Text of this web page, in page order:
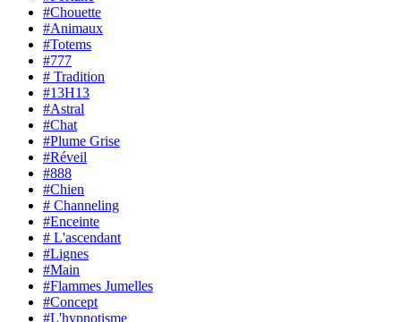
#Chouette
#Animaux
#Totems
#777
# Tradition
#13H13
#Astral
#Chat
#Plume Grise
#Réveil
#888
#Chien
# Channeling
#Enceinte
# L'ascendant
#Lignes
#Main
#Flammes Jumelles
#Concept
#L'hypnotisme